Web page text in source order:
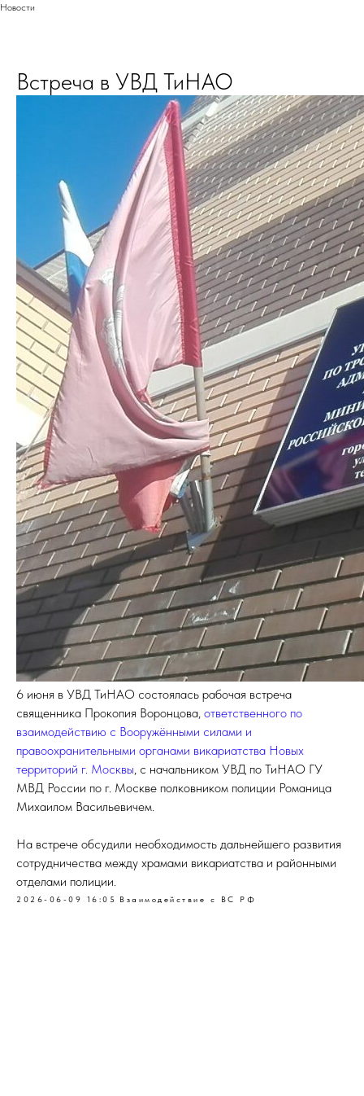
Новости
Встреча в УВД ТиНАО
6 июня в УВД ТиНАО состоялась рабочая встреча
священника Прокопия Воронцова, ответственного по
взаимодействию с Вооружёнными силами и
правоохранительными органами викариатства Новых
территорий г. Москвы, с начальником УВД по ТиНАО ГУ
МВД России по г. Москве полковником полиции Романица
Михаилом Васильевичем.
На встрече обсудили необходимость дальнейшего развития
сотрудничества между храмами викариатства и районными
отделами полиции.
2026-06-09 16:05 Взаимодействие с ВС РФ